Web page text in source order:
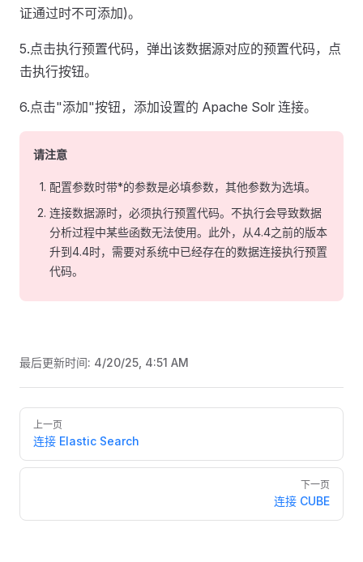
证通过时不可添加)。
5.点击执行预置代码，弹出该数据源对应的预置代码，点
击执行按钮。
6.点击"添加"按钮，添加设置的 Apache Solr 连接。
请注意
配置参数时带*的参数是必填参数，其他参数为选填。
连接数据源时，必须执行预置代码。不执行会导致数据
分析过程中某些函数无法使用。此外，从4.4之前的版本
升到4.4时，需要对系统中已经存在的数据连接执行预置
代码。
最后更新时间: 4/20/25, 4:51 AM
Pager
上一页
连接 Elastic Search
下一页
连接 CUBE